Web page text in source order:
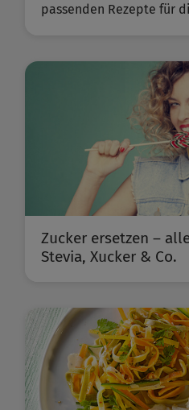
passenden Rezepte für
Zucker ersetzen –
Stevia, Xucker & Co.